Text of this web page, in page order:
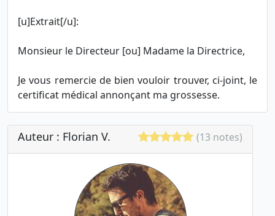
[u]Extrait[/u]:
Monsieur le Directeur [ou] Madame la Directrice,
Je vous remercie de bien vouloir trouver, ci-joint, le
certificat médical annonçant ma grossesse.
Auteur : Florian V. (13 notes)